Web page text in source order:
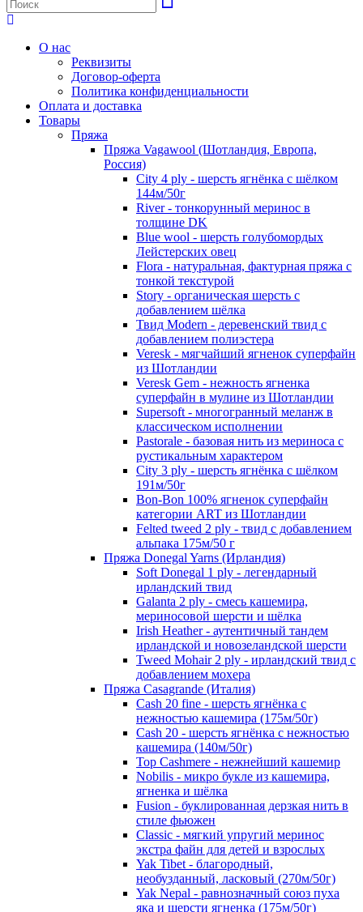
О нас
Реквизиты
Договор-оферта
Политика конфиденциальности
Оплата и доставка
Товары
Пряжа
Пряжа Vagawool (Шотландия, Европа,
Россия)
City 4 ply - шерсть ягнёнка с шёлком
144м/50г
River - тонкорунный меринос в
толщине DK
Blue wool - шерсть голубомордых
Лейстерских овец
Flora - натуральная, фактурная пряжа с
тонкой текстурой
Story - органическая шерсть с
добавлением шёлка
Твид Modern - деревенский твид с
добавлением полиэстера
Veresk - мягчайший ягненок суперфайн
из Шотландии
Veresk Gem - нежность ягненка
суперфайн в мулине из Шотландии
Supersoft - многогранный меланж в
классическом исполнении
Pastorale - базовая нить из мериноса с
рустикальным характером
City 3 ply - шерсть ягнёнка с шёлком
191м/50г
Bon-Bon 100% ягненок суперфайн
категории ART из Шотландии
Felted tweed 2 ply - твид с добавлением
альпака 175м/50 г
Пряжа Donegal Yarns (Ирландия)
Soft Donegal 1 ply - легендарный
ирландский твид
Galanta 2 ply - смесь кашемира,
мериносовой шерсти и шёлка
Irish Heather - аутентичный тандем
ирландской и новозеландской шерсти
Tweed Mohair 2 ply - ирландский твид с
добавлением мохера
Пряжа Casagrande (Италия)
Cash 20 fine - шерсть ягнёнка с
нежностью кашемира (175м/50г)
Cash 20 - шерсть ягнёнка с нежностью
кашемира (140м/50г)
Top Cashmere - нежнейший кашемир
Nobilis - микро букле из кашемира,
ягненка и шёлка
Fusion - буклированная дерзкая нить в
стиле фьюжен
Classic - мягкий упругий меринос
экстра файн для детей и взрослых
Yak Tibet - благородный,
необузданный, ласковый (270м/50г)
Yak Nepal - равнозначный союз пуха
яка и шерсти ягненка (175м/50г)